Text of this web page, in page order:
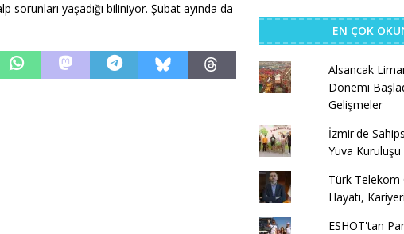
sorunları yaşadığı biliniyor. Şubat ayında da
EN ÇOK
Alsancak
Dönemi
Gelişmeler
İzmir'de
Yuva Kuruluşu
Türk Telekom
Hayatı,
ESHOT'tan